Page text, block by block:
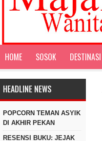
HOME SOSOK DESTINASI
HEADLINE NEWS
POPCORN TEMAN ASYIK
DI AKHIR PEKAN
RESENSI BUKU: JEJAK